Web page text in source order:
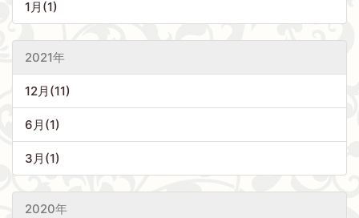
1月(1)
2021年
12月(11)
6月(1)
3月(1)
2020年